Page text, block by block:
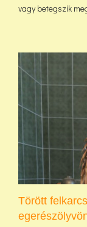
vagy betegszik
Törött